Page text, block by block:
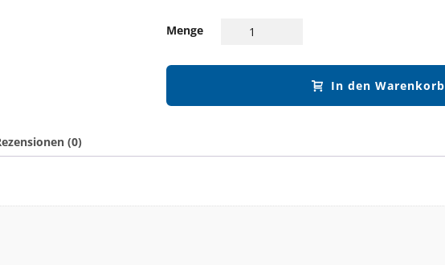
Menge
In den Warenkorb
(0)